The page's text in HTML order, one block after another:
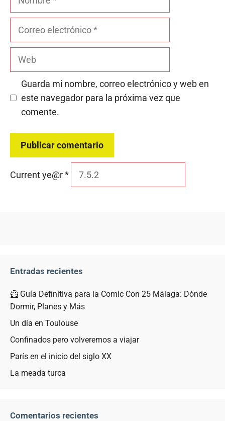
Guarda mi nombre, correo electrónico y web en
este navegador para la próxima vez que
comente.
Current ye@r*
Entradas recientes
🦸 Guía Definitiva para la Comic Con 25 Málaga: Dónde
Dormir, Planes y Más
Un día en Toulouse
Confinados pero volveremos a viajar
París en el inicio del siglo XX
La meada turca
Comentarios recientes